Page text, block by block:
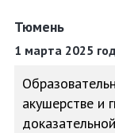
Тюмень
1 марта 2025
акушерстве и